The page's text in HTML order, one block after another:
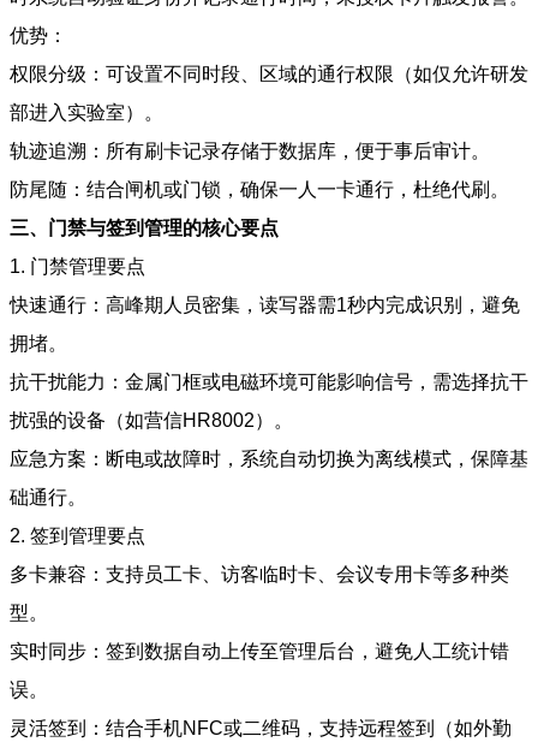
优势：
权限分级：可设置不同时段、区域的通行权限（如仅允许研发
部进入实验室）。
轨迹追溯：所有刷卡记录存储于数据库，便于事后审计。
防尾随：结合闸机或门锁，确保一人一卡通行，杜绝代刷。
三、门禁与签到管理的核心要点
1. 门禁管理要点
快速通行：高峰期人员密集，读写器需1秒内完成识别，避免
拥堵。
抗干扰能力：金属门框或电磁环境可能影响信号，需选择抗干
扰强的设备（如营信HR8002）。
应急方案：断电或故障时，系统自动切换为离线模式，保障基
础通行。
2. 签到管理要点
多卡兼容：支持员工卡、访客临时卡、会议专用卡等多种类
型。
实时同步：签到数据自动上传至管理后台，避免人工统计错
误。
灵活签到：结合手机NFC或二维码，支持远程签到（如外勤